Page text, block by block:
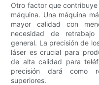
Otro factor que
máquina. Una máquina
mayor calidad con
necesidad de
general. La precisión de
láser es crucial para
de alta calidad para
precisión dará como
superiores.